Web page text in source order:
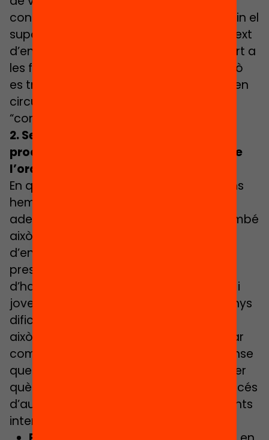
contextos familiars desafavorits rebessin el
suport addicional necessari. En un context
d’ensenyament telemàtic, aquest suport a
les famílies és especialment crucial. Però
es tracta d’un suport necessari també en
circumstàncies d’escolarització
“convencionals”.
2. Seguir les fases que estructuren el
procés d’autoregulació i respectar-ne
l’ordre
En qualsevol procés d’aprenentatge, ens
hem de plantejar les preguntes
adequades en el moment adequat. També
això és aplicable a qualsevol modalitat
d’ensenyament, sigui a distància o
presencial. Per exemple, a igualtat
d’habilitats cognitives, seran els infants i
joves més motivats els que tindran menys
dificultats per concentrar-se i estudiar:
això significa que no es podran plantejar
com han d’aprendre uns continguts sense
que abans es preguntin (i verbalitzin) per
què ho aprendran. En cada fase del procés
d’autoregulació ens plantejarem diferents
interrogants: